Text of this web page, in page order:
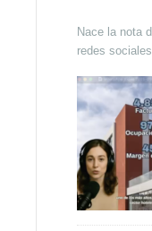
Nace la nota
redes